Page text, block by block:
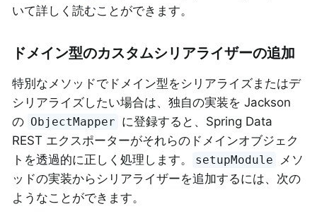
いて詳しく読むことができます。
ドメイン型のカスタムシリアライザーの追加
特別なメソッドでドメイン型をシリアライズまたはデ
シリアライズしたい場合は、独自の実装を Jackson
の ObjectMapper に登録すると、Spring Data
REST エクスポーターがそれらのドメインオブジェク
トを透過的に正しく処理します。
setupModule
メソ
ッドの実装からシリアライザーを追加するには、次の
ようなことができます。